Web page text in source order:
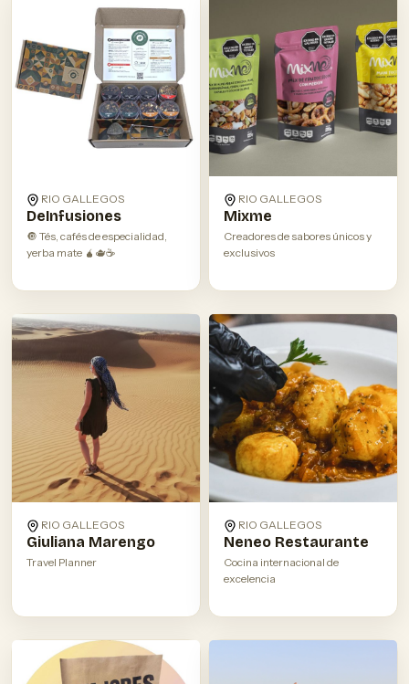
RIO GALLEGOS
DeInfusiones
🔘 Tés, cafés de especialidad,
yerba mate 🧉🫖☕️
RIO GALLEGOS
Mixme
Creadores de sabores únicos y
exclusivos
RIO GALLEGOS
Giuliana Marengo
Travel Planner
RIO GALLEGOS
Neneo Restaurante
Cocina internacional de
excelencia